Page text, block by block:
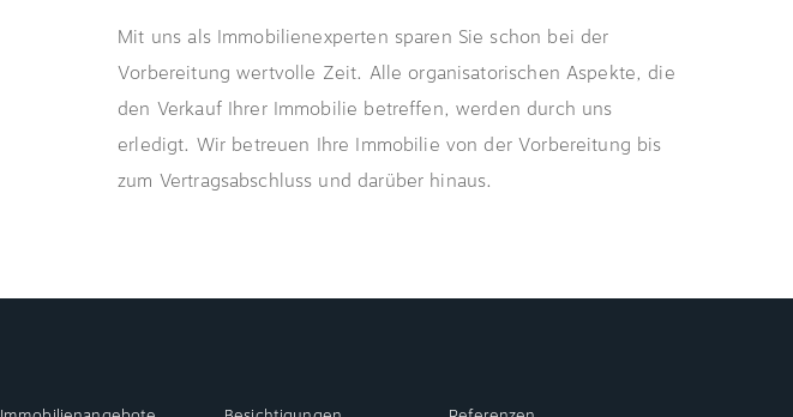
Mit uns als Immobilienexperten sparen Sie schon bei der
Vorbereitung wertvolle Zeit. Alle organisatorischen Aspekte, die
den Verkauf Ihrer Immobilie betreffen, werden durch uns
erledigt. Wir betreuen Ihre Immobilie von der Vorbereitung bis
zum Vertragsabschluss und darüber hinaus.